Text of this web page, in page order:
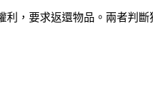
，要求返還物品。兩者判斷